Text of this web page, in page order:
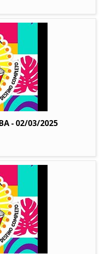
- 02/03/2025